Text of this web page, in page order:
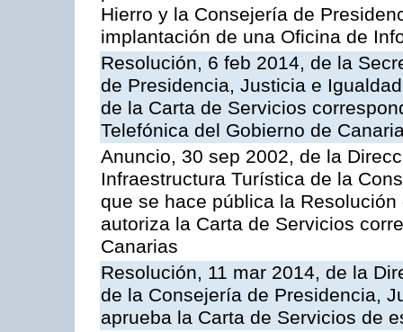
Hierro y la Consejería de
implantación de una Oficina de
Resolución, 6 feb 2014, de la
de Presidencia, Justicia e
de la Carta de Servicios
Telefónica del Gobierno de
Anuncio, 30 sep 2002, de la
Infraestructura Turística de la
que se hace pública la
autoriza la Carta de Servicios
Canarias
Resolución, 11 mar 2014, de la
de la Consejería de Presidencia,
aprueba la Carta de Servicios de